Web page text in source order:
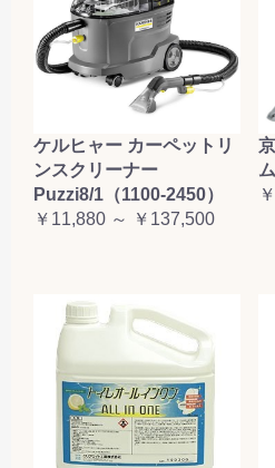
ケルヒャー カーペットリ
ンスクリーナー
Puzzi8/1（1100-2450）
￥11,880 ～ ￥137,500